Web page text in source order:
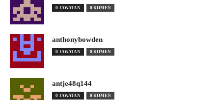
0 JAWATAN 0 KOMEN
anthonybowden
0 JAWATAN 0 KOMEN
antje48q144
0 JAWATAN 0 KOMEN